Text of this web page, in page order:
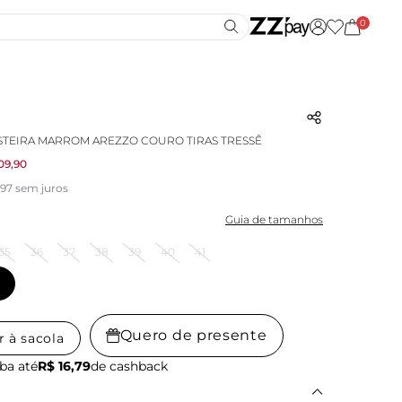
0
MARROM AREZZO COURO TIRAS TRESSÊ
sem juros
Guia de tamanhos
36 37 38 39 40 41
à sacola Quero de presente
atéR$ 16,79de cashback